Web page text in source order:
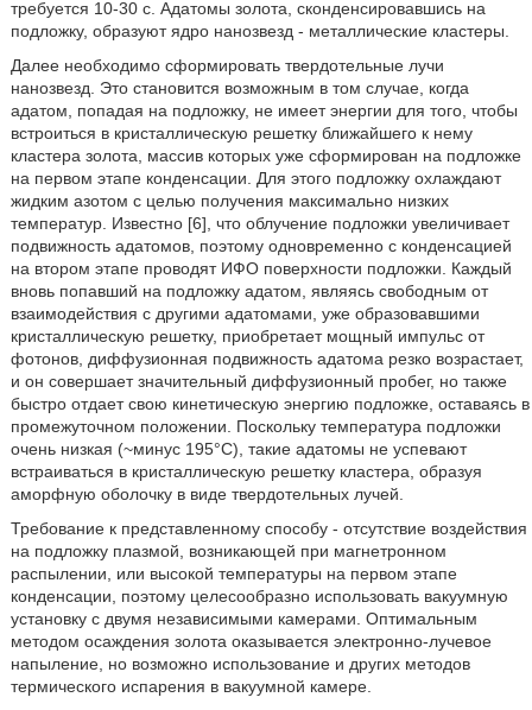
требуется 10-30 с. Адатомы золота, сконденсировавшись на
подложку, образуют ядро нанозвезд - металлические кластеры.
Далее необходимо сформировать твердотельные лучи
нанозвезд. Это становится возможным в том случае, когда
адатом, попадая на подложку, не имеет энергии для того, чтобы
встроиться в кристаллическую решетку ближайшего к нему
кластера золота, массив которых уже сформирован на подложке
на первом этапе конденсации. Для этого подложку охлаждают
жидким азотом с целью получения максимально низких
температур. Известно [6], что облучение подложки увеличивает
подвижность адатомов, поэтому одновременно с конденсацией
на втором этапе проводят ИФО поверхности подложки. Каждый
вновь попавший на подложку адатом, являясь свободным от
взаимодействия с другими адатомами, уже образовавшими
кристаллическую решетку, приобретает мощный импульс от
фотонов, диффузионная подвижность адатома резко возрастает,
и он совершает значительный диффузионный пробег, но также
быстро отдает свою кинетическую энергию подложке, оставаясь в
промежуточном положении. Поскольку температура подложки
очень низкая (~минус 195°С), такие адатомы не успевают
встраиваться в кристаллическую решетку кластера, образуя
аморфную оболочку в виде твердотельных лучей.
Требование к представленному способу - отсутствие воздействия
на подложку плазмой, возникающей при магнетронном
распылении, или высокой температуры на первом этапе
конденсации, поэтому целесообразно использовать вакуумную
установку с двумя независимыми камерами. Оптимальным
методом осаждения золота оказывается электронно-лучевое
напыление, но возможно использование и других методов
термического испарения в вакуумной камере.